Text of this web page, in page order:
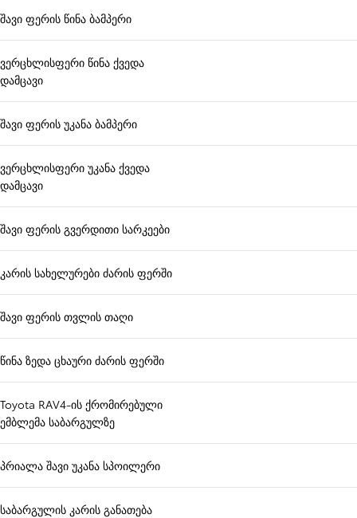
შავი ფერის წინა ბამპერი
ვერცხლისფერი წინა ქვედა
დამცავი
შავი ფერის უკანა ბამპერი
ვერცხლისფერი უკანა ქვედა
დამცავი
შავი ფერის გვერდითი სარკეები
კარის სახელურები ძარის ფერში
შავი ფერის თვლის თაღი
წინა ზედა ცხაური ძარის ფერში
Toyota RAV4-ის ქრომირებული
ემბლემა საბარგულზე
პრიალა შავი უკანა სპოილერი
საბარგულის კარის განათება